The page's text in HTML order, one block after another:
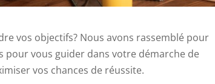
vos objectifs? Nous avons rassemblé pour
pour vous guider dans votre démarche de
vos chances de réussite.